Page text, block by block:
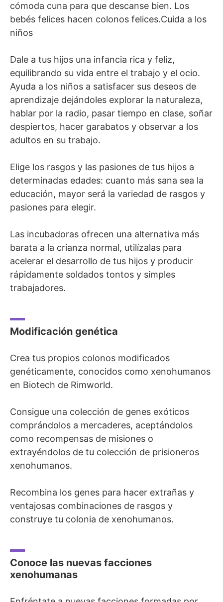
cómoda cuna para que descanse bien. Los
bebés felices hacen colonos felices.Cuida a los
niños
Dale a tus hijos una infancia rica y feliz,
equilibrando su vida entre el trabajo y el ocio.
Ayuda a los niños a satisfacer sus deseos de
aprendizaje dejándoles explorar la naturaleza,
hablar por la radio, pasar tiempo en clase, soñar
despiertos, hacer garabatos y observar a los
adultos en su trabajo.
Elige los rasgos y las pasiones de tus hijos a
determinadas edades: cuanto más sana sea la
educación, mayor será la variedad de rasgos y
pasiones para elegir.
Las incubadoras ofrecen una alternativa más
barata a la crianza normal, utilízalas para
acelerar el desarrollo de tus hijos y producir
rápidamente soldados tontos y simples
trabajadores.
Modificación genética
Crea tus propios colonos modificados
genéticamente, conocidos como xenohumanos
en Biotech de Rimworld.
Consigue una colección de genes exóticos
comprándolos a mercaderes, aceptándolos
como recompensas de misiones o
extrayéndolos de tu colección de prisioneros
xenohumanos.
Recombina los genes para hacer extrañas y
ventajosas combinaciones de rasgos y
construye tu colonia de xenohumanos.
Conoce las nuevas facciones
xenohumanas